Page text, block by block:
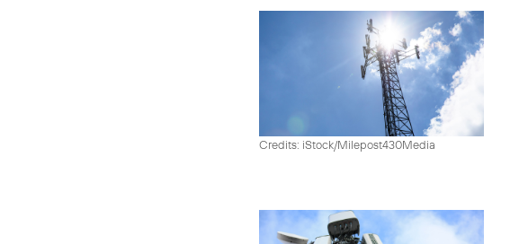
Credits: iStock/Milepost430Media